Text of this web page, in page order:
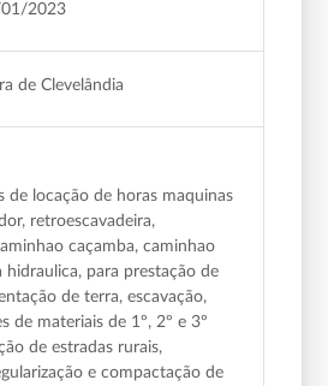
2023
de Clevelândia
de locação de horas maquinas
retroescavadeira,
caçamba, caminhao
hidraulica, para prestação de
de terra, escavação,
de materiais de 1º, 2º e 3º
de estradas rurais,
e compactação de